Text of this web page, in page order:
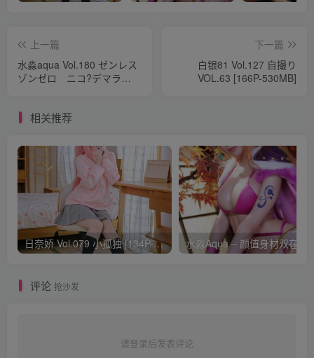
上一篇
水淼aqua Vol.180 ゼンレス
ゾンゼロ ニコ?デマラ
下一篇
白银81 Vol.127 自撮り
VOL.63 [166P-530MB]
相关推荐
日奈娇 Vol.079 小孤独 [134P-1.84GB]
评论 抢沙发
请登录后发表评论